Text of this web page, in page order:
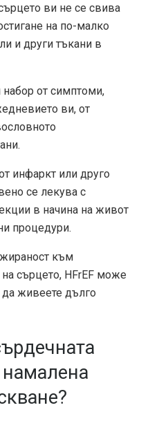
ви не се свива
на по-малко
и други тъкани в
от симптоми,
ви, от
инфаркт или друго
се лекува с
в начина на живот
процедури.
към
сърцето, HFrEF може
живеете дълго
намалена